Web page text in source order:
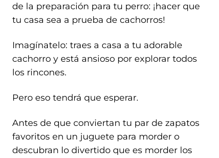
de la preparación para tu perro: ¡hacer que
tu casa sea a prueba de cachorros!
Imagínatelo: traes a casa a tu adorable
cachorro y está ansioso por explorar todos
los rincones.
Pero eso tendrá que esperar.
Antes de que conviertan tu par de zapatos
favoritos en un juguete para morder o
descubran lo divertido que es morder los